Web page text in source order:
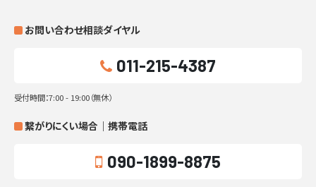
お問い合わせ相談ダイヤル
011-215-4387
受付時間：7:00 - 19:00（無休）
繋がりにくい場合｜携帯電話
090-1899-8875